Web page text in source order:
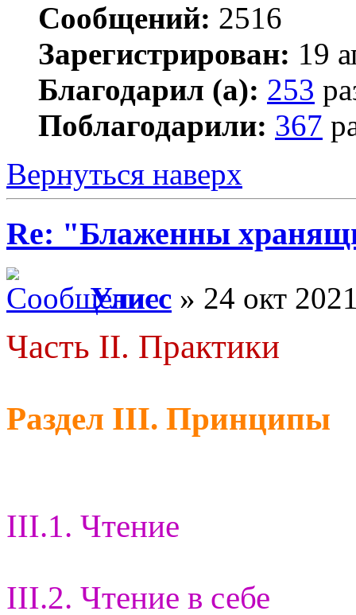
Сообщений: 2516
Зарегистрирован: 19
Благодарил (а): 253
Поблагодарили: 367
Вернуться наверх
Re: "Блаженны
Улисс » 24 окт
Часть II. Практики
Раздел III. Принципы
III.1. Чтение
III.2. Чтение в себе